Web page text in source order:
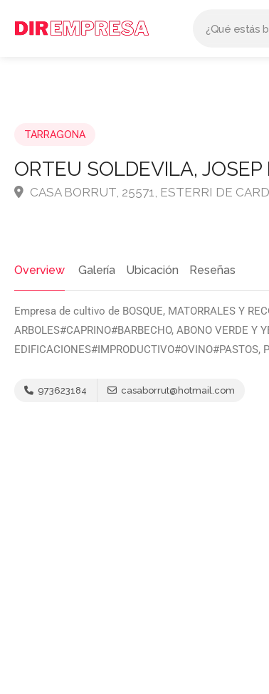
TARRAGONA
ORTEU SOLDEVILA, JOSEP
CASA BORRUT, 25571, ESTERRI DE
Overview Galería Ubicación Reseñas
Empresa de cultivo de BOSQUE, MATORRALES Y
ARBOLES#CAPRINO#BARBECHO, ABONO VERDE Y
EDIFICACIONES#IMPRODUCTIVO#OVINO#PASTOS,
973623184 casaborrut@hotmail.com